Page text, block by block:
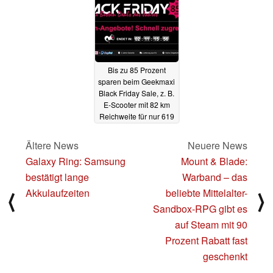
07.12.2023
Bis zu 85 Prozent
sparen beim Geekmaxi
Black Friday Sale, z. B.
E-Scooter mit 82 km
Reichweite für nur 619
⟨
Ältere News
Galaxy Ring: Samsung
bestätigt lange
Akkulaufzeiten
Neuere News
Mount & Blade:
Warband – das
beliebte Mittelalter-
Sandbox-RPG gibt es
auf Steam mit 90
Prozent Rabatt fast
geschenkt
⟩